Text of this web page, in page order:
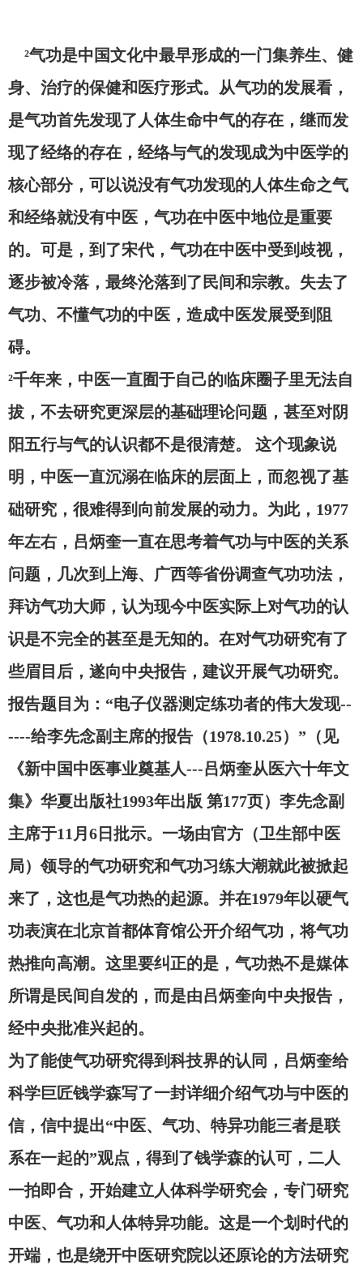
²气功是中国文化中最早形成的一门集养生、健
身、治疗的保健和医疗形式。从气功的发展看，
是气功首先发现了人体生命中气的存在，继而发
现了经络的存在，经络与气的发现成为中医学的
核心部分，可以说没有气功发现的人体生命之气
和经络就没有中医，气功在中医中地位是重要
的。可是，到了宋代，气功在中医中受到歧视，
逐步被冷落，最终沦落到了民间和宗教。失去了
气功、不懂气功的中医，造成中医发展受到阻
碍。
²千年来，中医一直囿于自己的临床圈子里无法自
拔，不去研究更深层的基础理论问题，甚至对阴
阳五行与气的认识都不是很清楚。 这个现象说
明，中医一直沉溺在临床的层面上，而忽视了基
础研究，很难得到向前发展的动力。为此，1977
年左右，吕炳奎一直在思考着气功与中医的关系
问题，几次到上海、广西等省份调查气功功法，
拜访气功大师，认为现今中医实际上对气功的认
识是不完全的甚至是无知的。在对气功研究有了
些眉目后，遂向中央报告，建议开展气功研究。
报告题目为：“电子仪器测定练功者的伟大发现--
----给李先念副主席的报告（1978.10.25）”（见
《新中国中医事业奠基人---吕炳奎从医六十年文
集》华夏出版社1993年出版 第177页）李先念副
主席于11月6日批示。一场由官方（卫生部中医
局）领导的气功研究和气功习练大潮就此被掀起
来了，这也是气功热的起源。并在1979年以硬气
功表演在北京首都体育馆公开介绍气功，将气功
热推向高潮。这里要纠正的是，气功热不是媒体
所谓是民间自发的，而是由吕炳奎向中央报告，
经中央批准兴起的。
为了能使气功研究得到科技界的认同，吕炳奎给
科学巨匠钱学森写了一封详细介绍气功与中医的
信，信中提出“中医、气功、特异功能三者是联
系在一起的”观点，得到了钱学森的认可，二人
一拍即合，开始建立人体科学研究会，专门研究
中医、气功和人体特异功能。这是一个划时代的
开端，也是绕开中医研究院以还原论的方法研究